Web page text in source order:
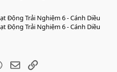
Động Trải Nghiệm 6 - Cánh Diều
Động Trải Nghiệm 6 - Cánh Diều
WhatsApp
EmailLink